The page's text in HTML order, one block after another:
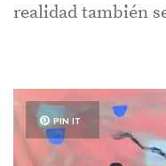
realidad también
PIN IT